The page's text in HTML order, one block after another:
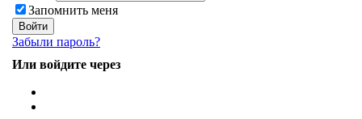
Запомнить меня
Забыли пароль?
Или войдите через